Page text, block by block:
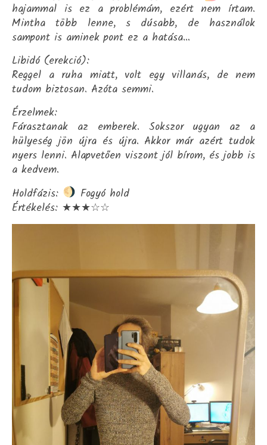
hajammal is ez a problémám, ezért nem írtam.
Mintha több lenne, s dúsabb, de használok
sampont is aminek pont ez a hatása…
Libidó (erekció):
Reggel a ruha miatt, volt egy villanás, de nem
tudom biztosan. Azóta semmi.
Érzelmek:
Fárasztanak az emberek. Sokszor ugyan az a
hülyeség jön újra és újra. Akkor már azért tudok
nyers lenni. Alapvetően viszont jól bírom, és jobb is
a kedvem.
Holdfázis:
Fogyó hold
Értékelés: ★★★☆☆